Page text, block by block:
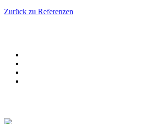
Zurück zu Referenzen